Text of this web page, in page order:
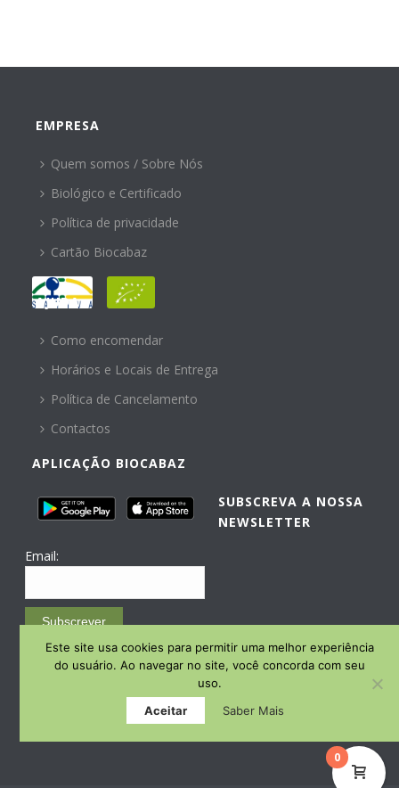
EMPRESA
Quem somos / Sobre Nós
Biológico e Certificado
Política de privacidade
Cartão Biocabaz
AJUDA
Como encomendar
Horários e Locais de Entrega
Política de Cancelamento
Contactos
APLICAÇÃO BIOCABAZ
SUBSCREVA A NOSSA
NEWSLETTER
Email:
Subscrever
Email Marketing by E-goi
0
Este site usa cookies para permitir uma melhor experiência
do usuário. Ao navegar no site, você concorda com seu
uso.
Aceitar
Saber Mais